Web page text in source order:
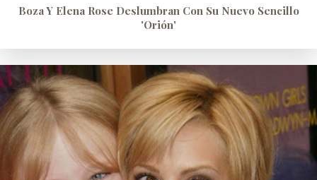
Boza Y Elena Rose Deslumbran Con Su Nuevo Sencillo
'Orión'